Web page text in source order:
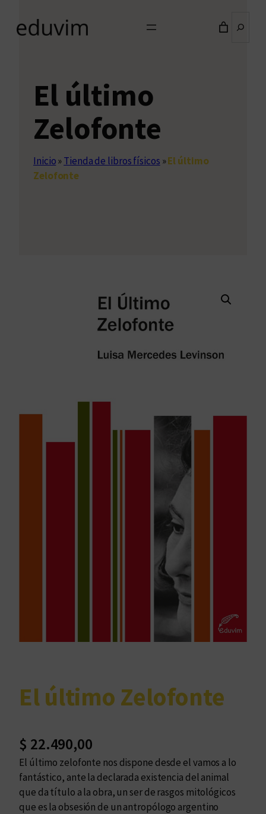
El último
Zelofonte
Inicio»Tienda de libros físicos »El último
Zelofonte
El último Zelofonte
$ 22.490,00
El último zelofonte nos dispone desde el vamos a lo
fantástico, ante la declarada existencia del animal
que da título a la obra, un ser de rasgos mitológicos
que es la obsesión de un antropólogo argentino